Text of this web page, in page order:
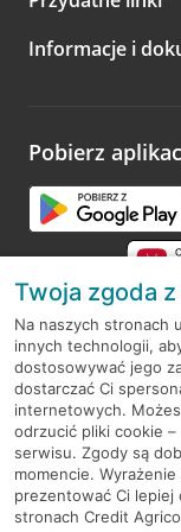
A po wizycie…
Zachęcamy do
opinie.
Informacje i
Pobierz
RODO
Regulamin serwisu
Mapa serwisu
PolitykaCookies
Twoja zgoda
Na naszych stronach
innych technologii,
dostosowywać jego
dostarczać Ci
internetowych.
odrzucić pliki cookie
serwisu. Zgody są
momencie.
prezentować Ci
stronach Credit